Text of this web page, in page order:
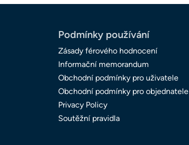
Podmínky používání
Zásady férového hodnocení
Informační memorandum
Obchodní podmínky pro uživatele
Obchodní podmínky pro objednatele
Privacy Policy
Soutěžní pravidla